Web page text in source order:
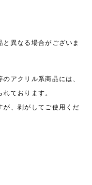
異なる場合がございま
アクリル系商品には、
ております。
が、剥がしてご使用くだ